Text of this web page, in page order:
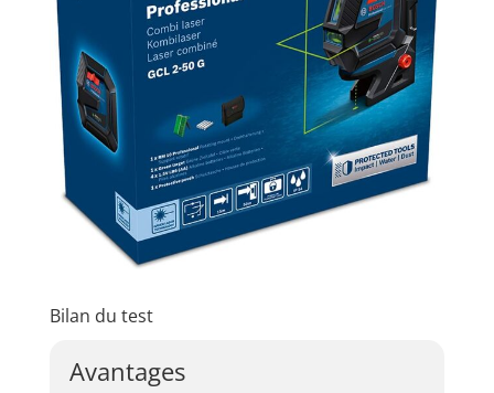
Bilan du test
Avantages